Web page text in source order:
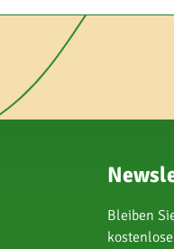
Bleiben